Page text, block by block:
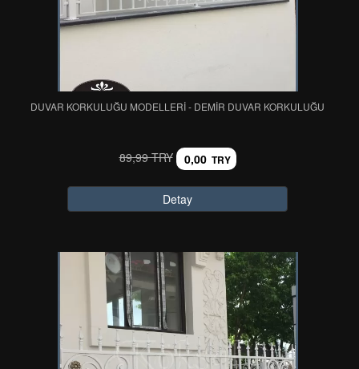
DUVAR KORKULUĞU MODELLERİ - DEMİR DUVAR KORKULUĞU
89,99 TRY 0,00 TRY
Detay